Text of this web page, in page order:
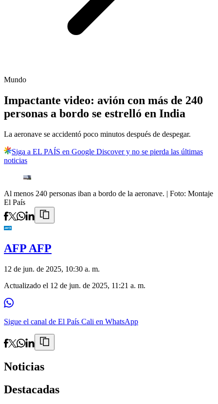
Mundo
Impactante video: avión con más de 240
personas a bordo se estrelló en India
La aeronave se accidentó poco minutos después de despegar.
Siga a EL PAÍS en Google Discover y no se pierda las últimas
noticias
Al menos 240 personas iban a bordo de la aeronave. | Foto: Montaje
El País
AFP AFP
12 de jun. de 2025, 10:30 a. m.
Actualizado el 12 de jun. de 2025, 11:21 a. m.
Sigue el canal de El País Cali en WhatsApp
Noticias
Destacadas